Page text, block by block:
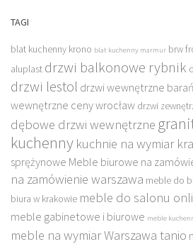
TAGI
blat kuchenny krono blat kuchenny marmur brw
aluplast drzwi balkonowe rybnik
drzwi lestol drzwi wewnętrzne
wewnętrzne ceny wrocław drzwi
dębowe drzwi wewnętrzne
kuchenny kuchnie na wymiar
sprężynowe Meble biurowe na
na zamówienie warszawa meble do
biura w krakowie meble do salonu
meble gabinetowe i biurowe meble
meble na wymiar Warszawa tanio